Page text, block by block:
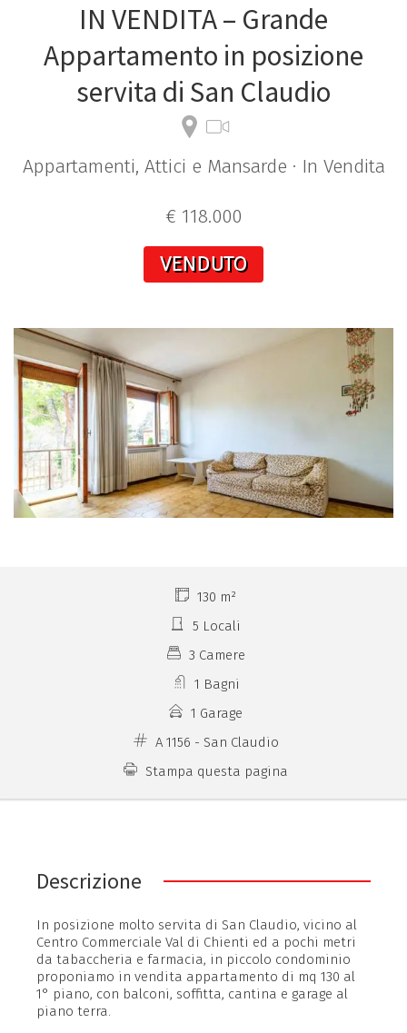
IN VENDITA – Grande
Appartamento in posizione
servita di San Claudio
Appartamenti, Attici e Mansarde · In Vendita
€ 118.000
VENDUTO
130 m²
5 Locali
3 Camere
1 Bagni
1 Garage
A 1156 - San Claudio
Stampa questa pagina
Descrizione
In posizione molto servita di San Claudio, vicino al
Centro Commerciale Val di Chienti ed a pochi metri
da tabaccheria e farmacia, in piccolo condominio
proponiamo in vendita appartamento di mq 130 al
1° piano, con balconi, soffitta, cantina e garage al
piano terra.